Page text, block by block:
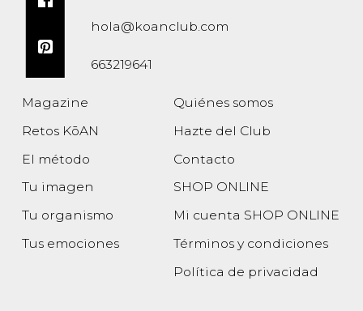
hola@koanclub.com
663219641
Magazine
Retos KōAN
El método
Tu imagen
Tu organismo
Tus emociones
Quiénes somos
Hazte del Club
Contacto
SHOP ONLINE
Mi cuenta SHOP ONLINE
Términos y condiciones
Política de privacidad